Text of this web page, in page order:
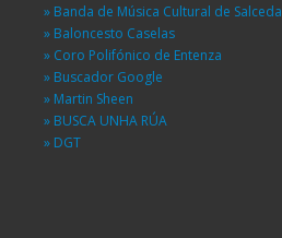
» Banda de Música Cultural de Salceda
» Baloncesto Caselas
» Coro Polifónico de Entenza
» Buscador Google
» Martin Sheen
» BUSCA UNHA RÚA
» DGT